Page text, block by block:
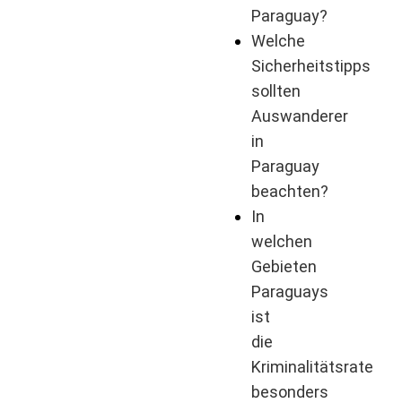
Paraguay?
Welche
Sicherheitstipps
sollten
Auswanderer
in
Paraguay
beachten?
In
welchen
Gebieten
Paraguays
ist
die
Kriminalitätsrate
besonders